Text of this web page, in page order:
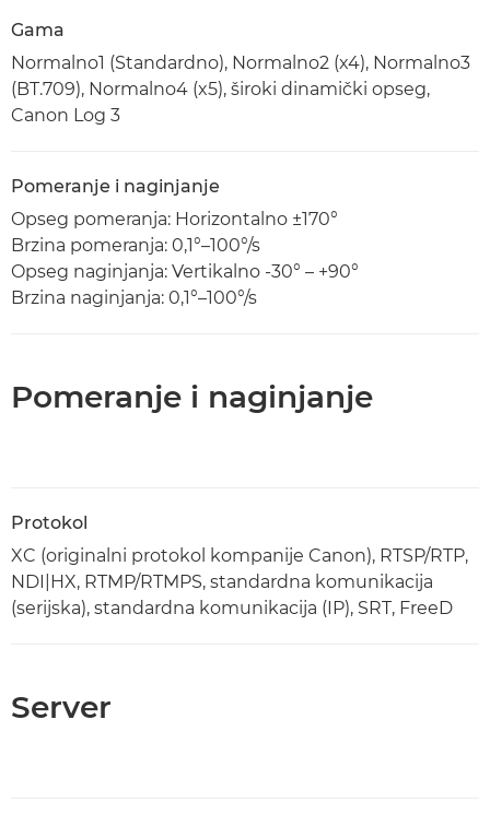
Gama
Normalno1 (Standardno), Normalno2 (x4), Normalno3
(BT.709), Normalno4 (x5), široki dinamički opseg,
Canon Log 3
Pomeranje i naginjanje
Opseg pomeranja: Horizontalno ±170°
Brzina pomeranja: 0,1°–100°/s
Opseg naginjanja: Vertikalno -30° – +90°
Brzina naginjanja: 0,1°–100°/s
Pomeranje i naginjanje
Protokol
XC (originalni protokol kompanije Canon), RTSP/RTP,
NDI|HX, RTMP/RTMPS, standardna komunikacija
(serijska), standardna komunikacija (IP), SRT, FreeD
Server